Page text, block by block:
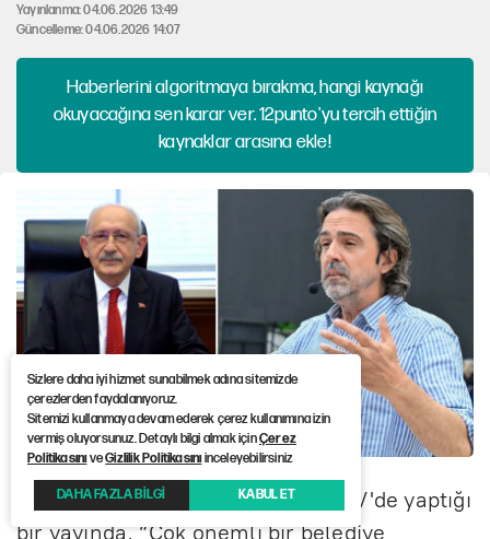
Yayınlanma: 04.06.2026 13:49
Güncelleme: 04.06.2026 14:07
Haberlerini algoritmaya bırakma, hangi kaynağı
okuyacağına sen karar ver. 12punto'yu tercih ettiğin
kaynaklar arasına ekle!
Gazeteci Timur Soykan'ın Onlar TV'de yaptığı
bir yayında, “Çok önemli bir belediye
Sizlere daha iyi hizmet sunabilmek adına sitemizde
çerezlerden faydalanıyoruz.
Sitemizi kullanmaya devam ederek çerez kullanımına izin
vermiş oluyorsunuz. Detaylı bilgi almak içinÇerez
PolitikasınıveGizlilik Politikasınıinceleyebilirsiniz
DAHA FAZLA BİLGİ KABUL ET